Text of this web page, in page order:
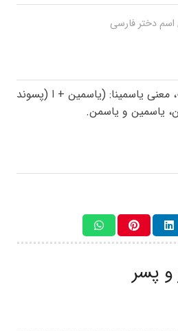
, اسم دختر فارسی
معنی یاسمینا: (یاسمین + ا (پسوند
یاسمین و یاسمن.
و پسر